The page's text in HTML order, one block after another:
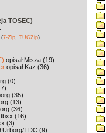
TOSEC)
(7-Zip TUGZip)
opisał Misza (19)
opisał Kaz (36)
(0)
(35)
(13)
(36)
tbxx (16)
(3)
Urborg/TDC (9)